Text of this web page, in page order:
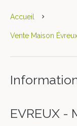
Accueil
Vente Maison
EVREUX -